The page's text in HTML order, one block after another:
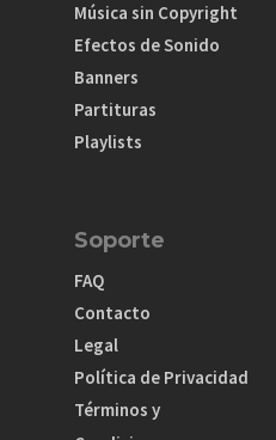
Música sin Copyright
Efectos de Sonido
Banners
Partituras
Playlists
Soporte
FAQ
Contacto
Legal
Política de Privacidad
Términos y